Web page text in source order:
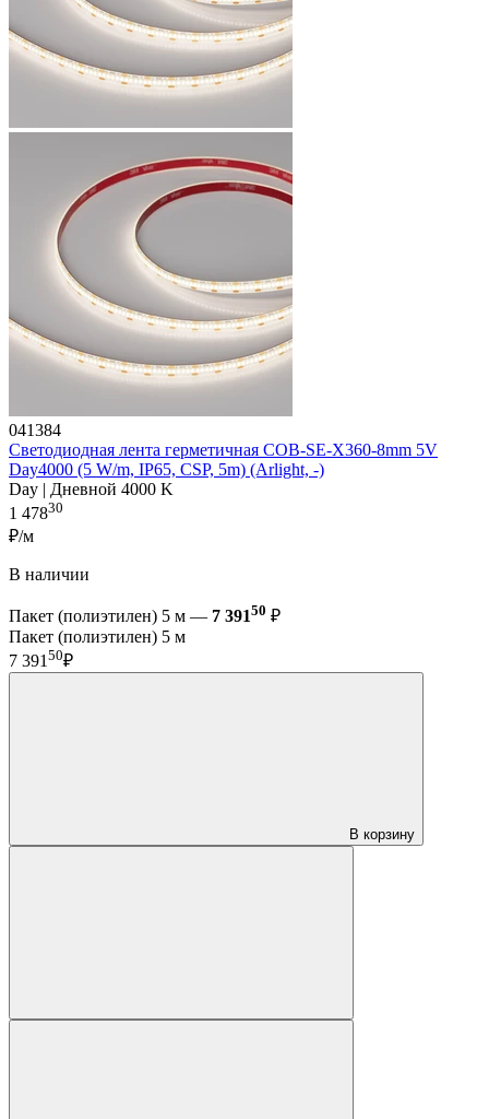
041384
Светодиодная лента герметичная COB-SE-X360-8mm 5V
Day4000 (5 W/m, IP65, CSP, 5m) (Arlight, -)
Day | Дневной 4000 K
1 47830
₽/м
В наличии
Пакет (полиэтилен) 5 м — 7 39150 ₽
Пакет (полиэтилен) 5 м
7 39150₽
В корзину